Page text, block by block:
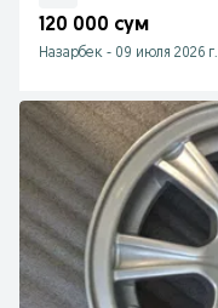
120 000 сум
Назарбек - 09 июля 2026 г.